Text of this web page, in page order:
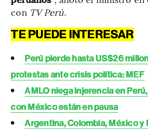
con TV Perú.
TE PUEDE INTERESAR
Perú pierde hasta US$26
protestas ante crisis política: MEF
AMLO niega injerencia en
con México están en pausa
Argentina, Colombia, México y